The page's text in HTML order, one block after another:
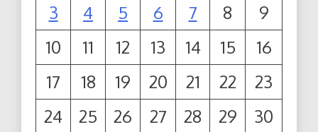
3
4 5 6 7 8
9
10
11 12 13 14 15
16
17
18 19 20 21 22
23
24
25 26 27 28 29
30